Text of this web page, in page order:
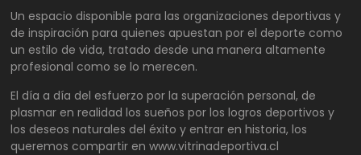
Un espacio disponible para las organizaciones deportivas y
de inspiración para quienes apuestan por el deporte como
un estilo de vida, tratado desde una manera altamente
profesional como se lo merecen.
El día a día del esfuerzo por la superación personal, de
plasmar en realidad los sueños por los logros deportivos y
los deseos naturales del éxito y entrar en historia, los
queremos compartir en www.vitrinadeportiva.cl